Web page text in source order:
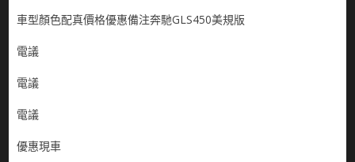
車型顏色配真價格優惠備注奔馳GLS450美規版
電議
電議
電議
優惠現車